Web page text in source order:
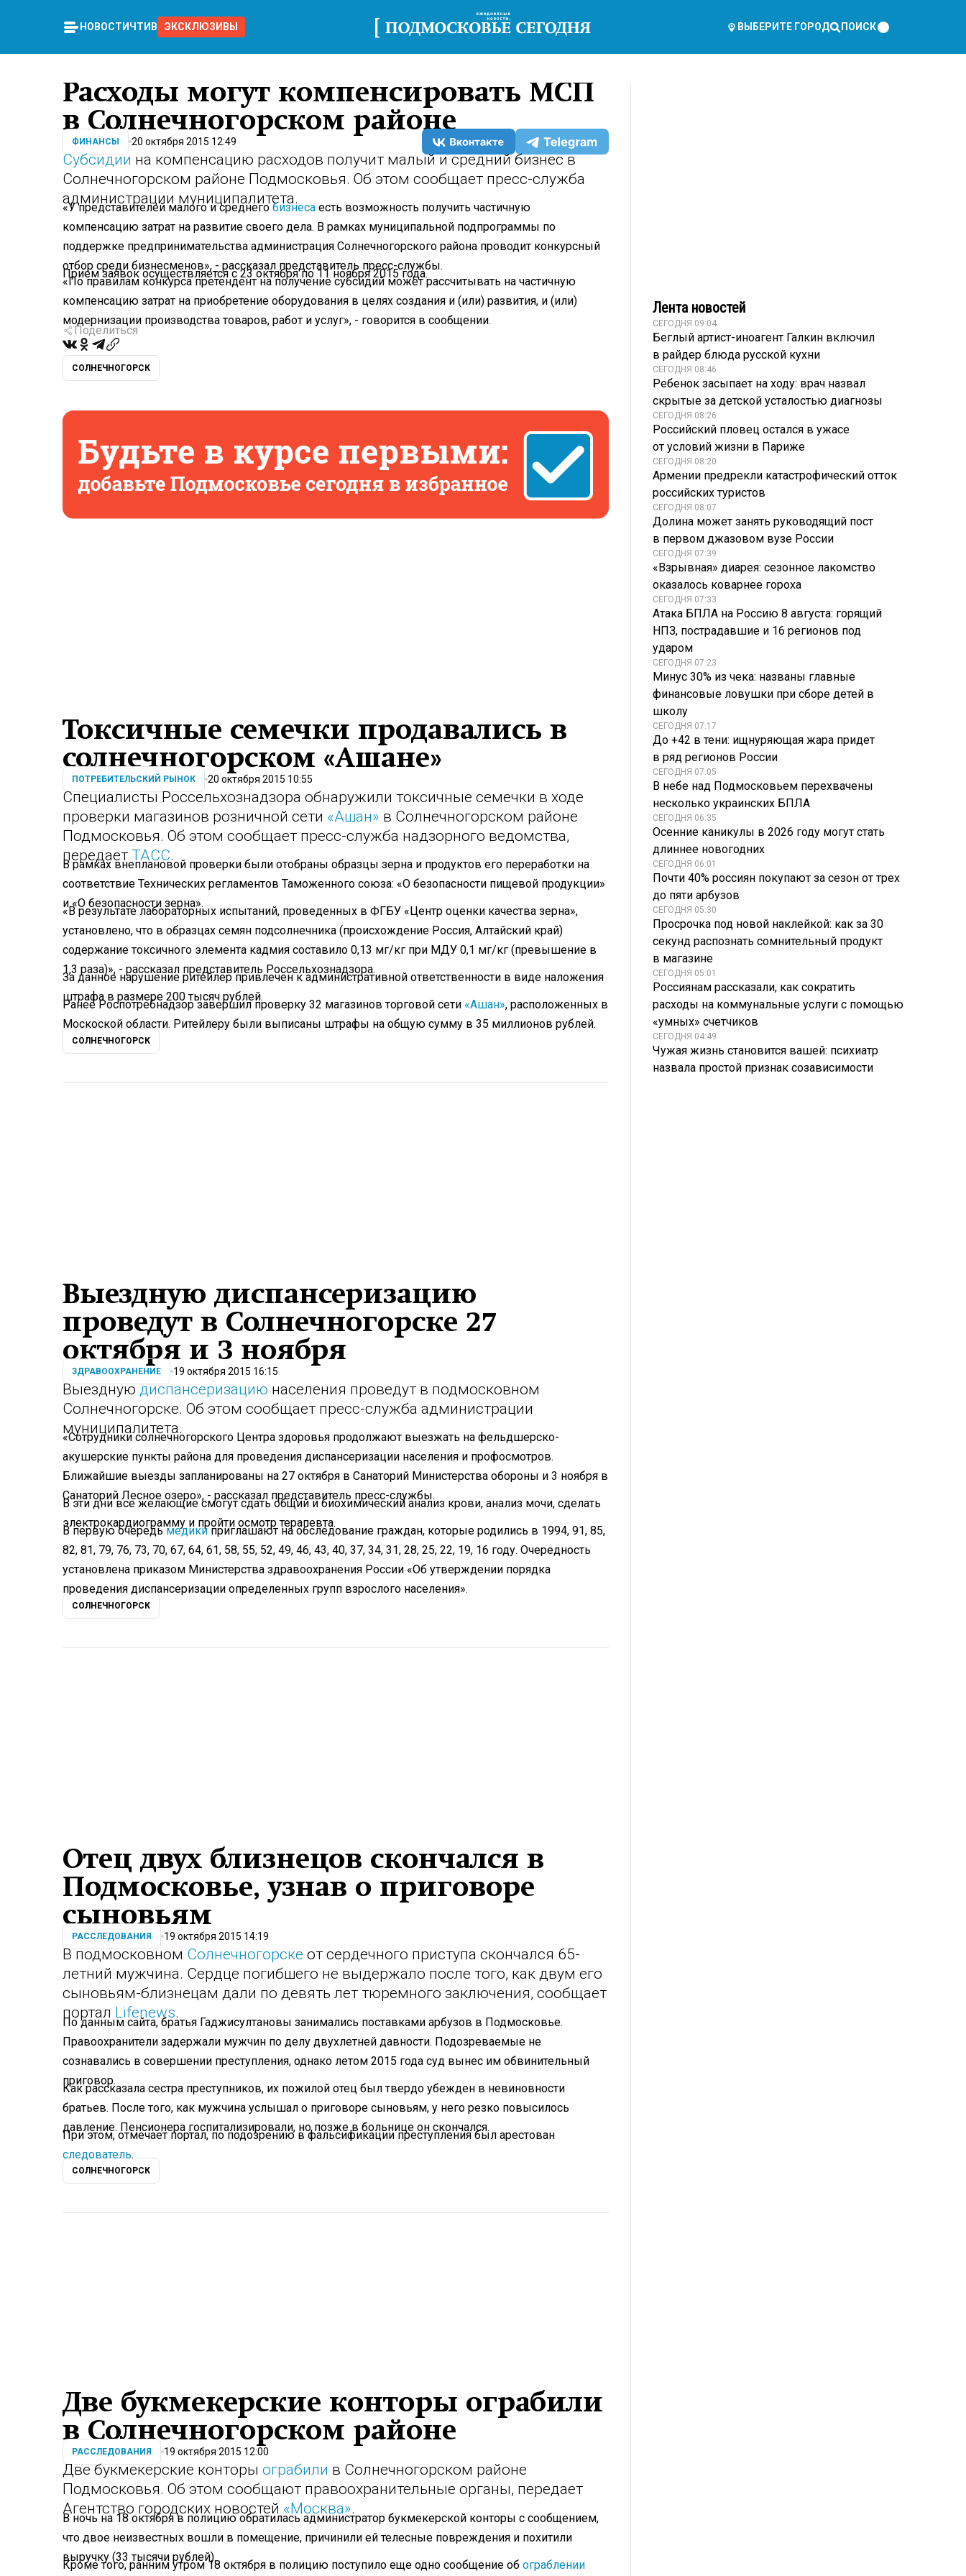
НОВОСТИ ЧТИВО ЭКСКЛЮЗИВЫ ВЫБЕРИТЕ ГОРОД ПОИСК
Расходы могут компенсировать МСП
в Солнечногорском районе
ФИНАНСЫ 20 октября 2015 12:49
Субсидии на компенсацию расходов получит малый и средний бизнес в
Солнечногорском районе Подмосковья. Об этом сообщает пресс-служба
администрации муниципалитета.
«У представителей малого и среднего бизнеса есть возможность получить частичную
компенсацию затрат на развитие своего дела. В рамках муниципальной подпрограммы по
поддержке предпринимательства администрация Солнечногорского района проводит конкурсный
отбор среди бизнесменов», - рассказал представитель пресс-службы.
Прием заявок осуществляется с 23 октября по 11 ноября 2015 года.
«По правилам конкурса претендент на получение субсидий может рассчитывать на частичную
компенсацию затрат на приобретение оборудования в целях создания и (или) развития, и (или)
модернизации производства товаров, работ и услуг», - говорится в сообщении.
Поделиться
СОЛНЕЧНОГОРСК
Токсичные семечки продавались в
солнечногорском «Ашане»
ПОТРЕБИТЕЛЬСКИЙ РЫНОК 20 октября 2015 10:55
Специалисты Россельхознадзора обнаружили токсичные семечки в ходе
проверки магазинов розничной сети «Ашан» в Солнечногорском районе
Подмосковья. Об этом сообщает пресс-служба надзорного ведомства,
передает ТАСС.
В рамках внеплановой проверки были отобраны образцы зерна и продуктов его переработки на
соответствие Технических регламентов Таможенного союза: «О безопасности пищевой продукции»
и «О безопасности зерна».
«В результате лабораторных испытаний, проведенных в ФГБУ «Центр оценки качества зерна»,
установлено, что в образцах семян подсолнечника (происхождение Россия, Алтайский край)
содержание токсичного элемента кадмия составило 0,13 мг/кг при МДУ 0,1 мг/кг (превышение в
1,3 раза)», - рассказал представитель Россельхознадзора.
За данное нарушение ритейлер привлечен к административной ответственности в виде наложения
штрафа в размере 200 тысяч рублей.
Ранее Роспотребнадзор завершил проверку 32 магазинов торговой сети «Ашан», расположенных в
Москоской области. Ритейлеру были выписаны штрафы на общую сумму в 35 миллионов рублей.
СОЛНЕЧНОГОРСК
Выездную диспансеризацию
проведут в Солнечногорске 27
октября и 3 ноября
ЗДРАВООХРАНЕНИЕ 19 октября 2015 16:15
Выезднуюдиспансеризацию населения проведут в подмосковном
Солнечногорске. Об этом сообщает пресс-служба администрации
муниципалитета.
«Сотрудники солнечногорского Центра здоровья продолжают выезжать на фельдшерско-
акушерские пункты района для проведения диспансеризации населения и профосмотров.
Ближайшие выезды запланированы на 27 октября в Санаторий Министерства обороны и 3 ноября в
Санаторий Лесное озеро», - рассказал представитель пресс-службы.
В эти дни все желающие смогут сдать общий и биохимический анализ крови, анализ мочи, сделать
электрокардиограмму и пройти осмотр терапевта.
В первую очередьмедикиприглашают на обследование граждан, которые родились в 1994, 91, 85,
82, 81, 79, 76, 73, 70, 67, 64, 61, 58, 55, 52, 49, 46, 43, 40, 37, 34, 31, 28, 25, 22, 19, 16 году. Очередность
установлена приказом Министерства здравоохранения России «Об утверждении порядка
проведения диспансеризации определенных групп взрослого населения».
СОЛНЕЧНОГОРСК
Отец двух близнецов скончался в
Подмосковье, узнав о приговоре
сыновьям
РАССЛЕДОВАНИЯ 19 октября 2015 14:19
В подмосковном Солнечногорске от сердечного приступа скончался 65-
летний мужчина. Сердце погибшего не выдержало после того, как двум его
сыновьям-близнецам дали по девять лет тюремного заключения, сообщает
портал Lifenews.
По данным сайта, братья Гаджисултановы занимались поставками арбузов в Подмосковье.
Правоохранители задержали мужчин по делу двухлетней давности. Подозреваемые не
сознавались в совершении преступления, однако летом 2015 года суд вынес им обвинительный
приговор.
Как рассказала сестра преступников, их пожилой отец был твердо убежден в невиновности
братьев. После того, как мужчина услышал о приговоре сыновьям, у него резко повысилось
давление. Пенсионера госпитализировали, но позже в больнице он скончался.
При этом, отмечает портал, по подозрению в фальсификации преступления был арестован
следователь.
СОЛНЕЧНОГОРСК
Две букмекерские конторы ограбили
в Солнечногорском районе
РАССЛЕДОВАНИЯ 19 октября 2015 12:00
Две букмекерские конторы ограбили в Солнечногорском районе
Подмосковья. Об этом сообщают правоохранительные органы, передает
Агентство городских новостей «Москва».
В ночь на 18 октября в полицию обратилась администратор букмекерской конторы с сообщением,
что двое неизвестных вошли в помещение, причинили ей телесные повреждения и похитили
выручку (33 тысячи рублей).
Кроме того, ранним утром 18 октября в полицию поступило еще одно сообщение об ограблении
Лента новостей
СЕГОДНЯ 09:04
Беглый артист-иноагент Галкин включил
в райдер блюда русской кухни
СЕГОДНЯ 08:46
Ребенок засыпает на ходу: врач назвал
скрытые за детской усталостью диагнозы
СЕГОДНЯ 08:26
Российский пловец остался в ужасе
от условий жизни в Париже
СЕГОДНЯ 08:20
Армении предрекли катастрофический отток
российских туристов
СЕГОДНЯ 08:07
Долина может занять руководящий пост
в первом джазовом вузе России
СЕГОДНЯ 07:39
«Взрывная» диарея: сезонное лакомство
оказалось коварнее гороха
СЕГОДНЯ 07:33
Атака БПЛА на Россию 8 августа: горящий
НПЗ, пострадавшие и 16 регионов под
ударом
СЕГОДНЯ 07:23
Минус 30% из чека: названы главные
финансовые ловушки при сборе детей в
школу
СЕГОДНЯ 07:17
До +42 в тени: ищнуряющая жара придет
в ряд регионов России
СЕГОДНЯ 07:05
В небе над Подмосковьем перехвачены
несколько украинских БПЛА
СЕГОДНЯ 06:35
Осенние каникулы в 2026 году могут стать
длиннее новогодних
СЕГОДНЯ 06:01
Почти 40% россиян покупают за сезон от трех
до пяти арбузов
СЕГОДНЯ 05:30
Просрочка под новой наклейкой: как за 30
секунд распознать сомнительный продукт
в магазине
СЕГОДНЯ 05:01
Россиянам рассказали, как сократить
расходы на коммунальные услуги с помощью
«умных» счетчиков
СЕГОДНЯ 04:49
Чужая жизнь становится вашей: психиатр
назвала простой признак созависимости